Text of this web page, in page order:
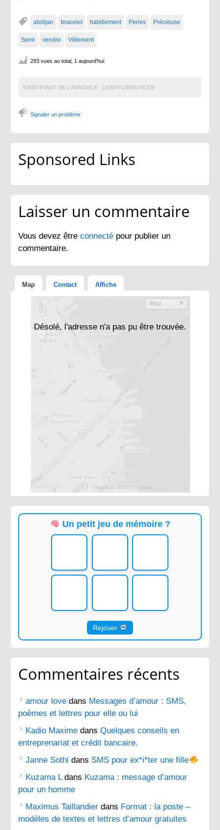
abidjan bracelet habillement Perles Précieuse
Semi vendre Vêtement
293 vues au total, 1 aujourd'hui
IDENTIFIANT DE L'ANNONCE : 1335FFC8D5675CD8
Signaler un problème
Sponsored Links
Laisser un commentaire
Vous devez êtreconnecté pour publier un
commentaire.
Map Contact Affiche
Désolé, l'adresse n'a pas pu être trouvée.
Un petit jeu de mémoire ?
Rejouer
Commentaires récents
amour love dans Messages d’amour : SMS,
poèmes et lettres pour elle ou lui
Kadio Maxime dansQuelques conseils en
entreprenariat et crédit bancaire.
Janne Sothi dans SMS pour ex*i*ter une fille
Kuzama Ldans Kuzama : message d’amour
pour un homme
Maximus Taillandier dans Format : la poste –
modèles de textes et lettres d’amour gratuites